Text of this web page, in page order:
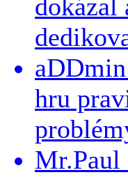
dokázal
hru
Mr.Paul